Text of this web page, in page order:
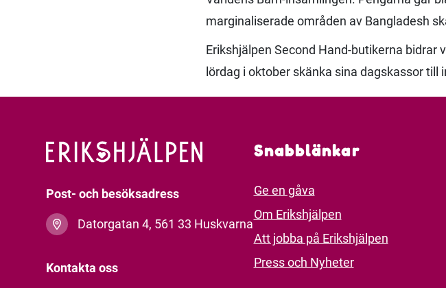
marginaliserade områden av Bangladesh
Erikshjälpen Second Hand-butikerna bidrar
lördag i oktober skänka sina dagskassor till
Post- och besöksadress
Datorgatan 4, 561 33 Huskvarna
Kontakta oss
Snabblänkar
Ge en gåva
Om Erikshjälpen
Att jobba på Erikshjälpen
Press och Nyheter